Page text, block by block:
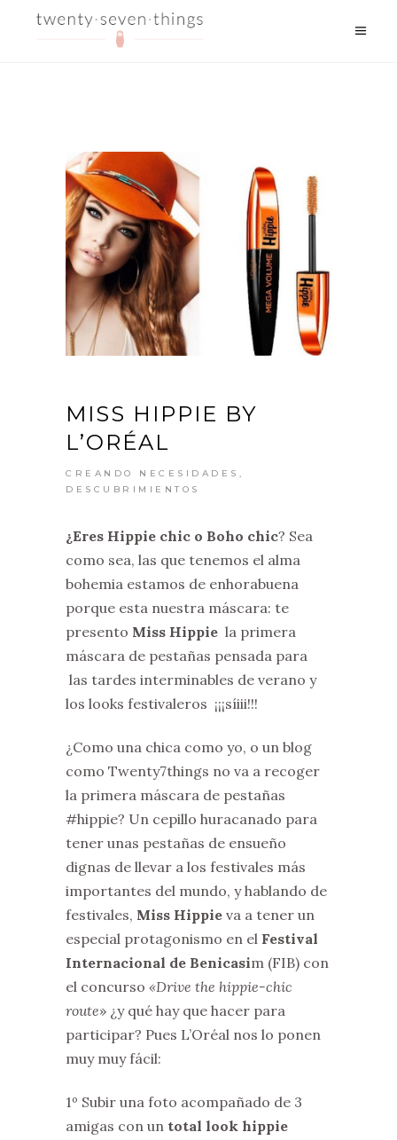
MISS HIPPIE BY
L’ORÉAL
CREANDO NECESIDADES ,
DESCUBRIMIENTOS
¿Eres Hippie chic o Boho chic? Sea
como sea, las que tenemos el alma
bohemia estamos de enhorabuena
porque esta nuestra máscara: te
presento Miss Hippie la primera
máscara de pestañas pensada para
las tardes interminables de verano y
los looks festivaleros ¡¡¡síiii!!!
¿Como una chica como yo, o un blog
como Twenty7things no va a recoger
la primera máscara de pestañas
#hippie? Un cepillo huracanado para
tener unas pestañas de ensueño
dignas de llevar a los festivales más
importantes del mundo, y hablando de
festivales, Miss Hippie va a tener un
especial protagonismo en el Festival
Internacional de Benicasim (FIB) con
el concurso «Drive the hippie-chic
route» ¿y qué hay que hacer para
participar? Pues L’Oréal nos lo ponen
muy muy fácil:
1º Subir una foto acompañado de 3
amigas con un total look hippie